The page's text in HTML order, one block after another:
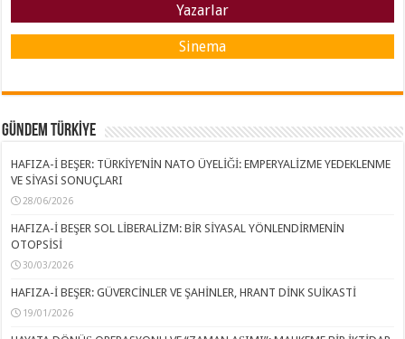
Yazarlar
Sinema
GÜNDEM TÜRKİYE
HAFIZA-İ BEŞER: TÜRKİYE’NİN NATO ÜYELİĞİ: EMPERYALİZME YEDEKLENME
VE SİYASİ SONUÇLARI
28/06/2026
HAFIZA-İ BEŞER SOL LİBERALİZM: BİR SİYASAL YÖNLENDİRMENİN
OTOPSİSİ
30/03/2026
HAFIZA-İ BEŞER: GÜVERCİNLER VE ŞAHİNLER, HRANT DİNK SUİKASTİ
19/01/2026